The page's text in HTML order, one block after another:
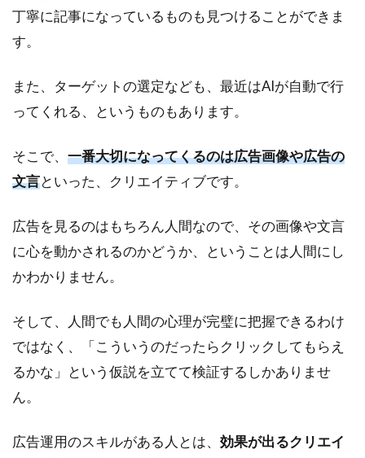
丁寧に記事になっているものも見つけることができま
す。
また、ターゲットの選定なども、最近はAIが自動で行
ってくれる、というものもあります。
そこで、 一番大切になってくるのは広告画像や広告の
文言といった、クリエイティブです。
広告を見るのはもちろん人間なので、その画像や文言
に心を動かされるのかどうか、ということは人間にし
かわかりません。
そして、人間でも人間の心理が完璧に把握できるわけ
ではなく、「こういうのだったらクリックしてもらえ
るかな」という仮説を立てて検証するしかありませ
ん。
広告運用のスキルがある人とは、 効果が出るクリエイ